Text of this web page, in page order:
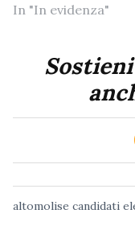
In "In evidenza"
altomolise candidati